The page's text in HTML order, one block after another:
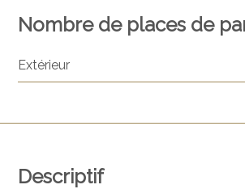
Descriptif
Nombre de places de
Extérieur